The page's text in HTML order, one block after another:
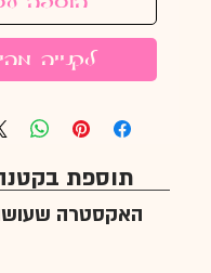
לקנייה
תוספת
האקסטרה